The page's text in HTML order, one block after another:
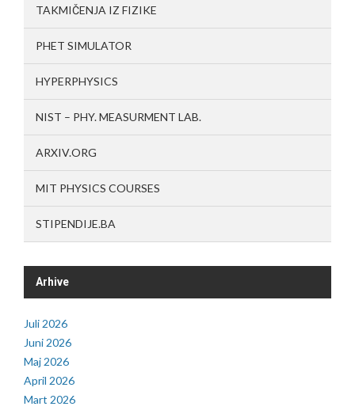
TAKMIČENJA IZ FIZIKE
PHET SIMULATOR
HYPERPHYSICS
NIST – PHY. MEASURMENT LAB.
ARXIV.ORG
MIT PHYSICS COURSES
STIPENDIJE.BA
Arhive
Juli 2026
Juni 2026
Maj 2026
April 2026
Mart 2026